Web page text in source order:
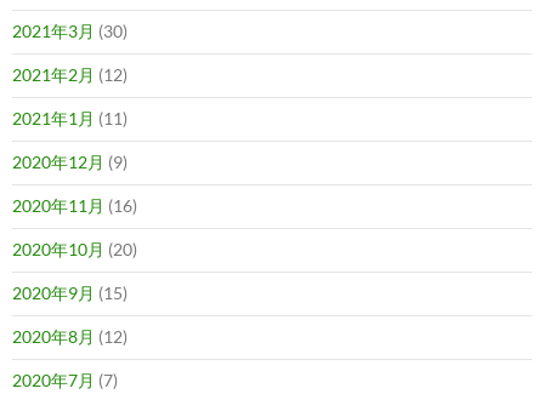
2021年3月 (30)
2021年2月 (12)
2021年1月 (11)
2020年12月 (9)
2020年11月 (16)
2020年10月 (20)
2020年9月 (15)
2020年8月 (12)
2020年7月 (7)